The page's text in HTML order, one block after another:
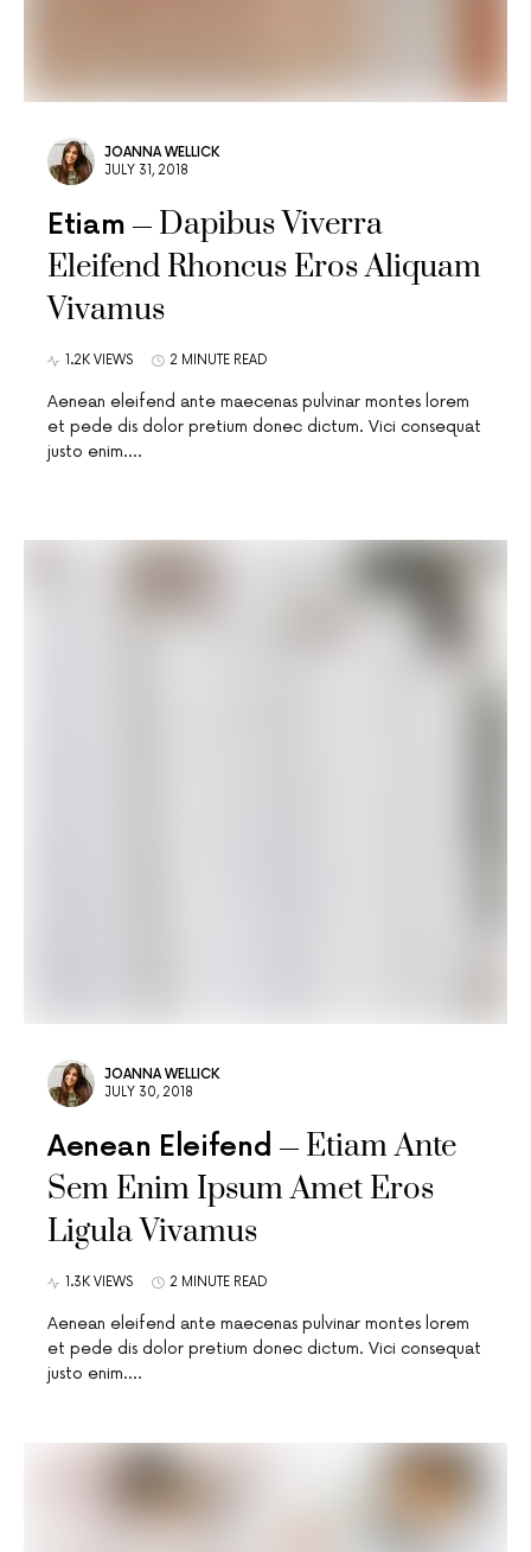
JOANNA WELLICK
JULY 31, 2018
Etiam
Dapibus Viverra
Eleifend Rhoncus Eros Aliquam
Vivamus
1.2K VIEWS 2 MINUTE READ
Aenean eleifend ante maecenas pulvinar montes lorem
et pede dis dolor pretium donec dictum. Vici consequat
justo enim.…
JOANNA WELLICK
JULY 30, 2018
Aenean Eleifend
Etiam Ante
Sem Enim Ipsum Amet Eros
Ligula Vivamus
1.3K VIEWS 2 MINUTE READ
Aenean eleifend ante maecenas pulvinar montes lorem
et pede dis dolor pretium donec dictum. Vici consequat
justo enim.…